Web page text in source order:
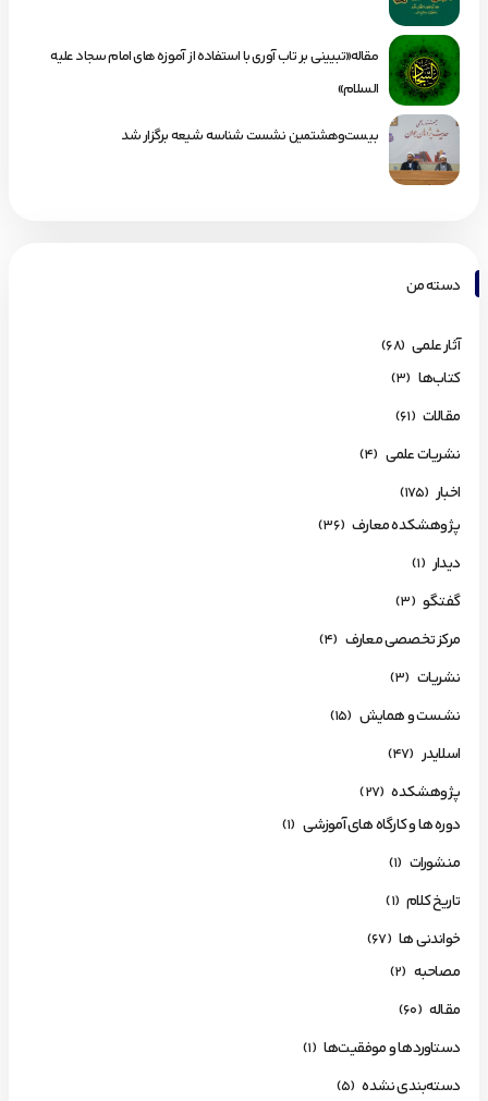
مقاله«تبیینی بر تاب آوری با استفاده از آموزه های امام سجاد علیه
السلام»
بیست‌وهشتمین نشست شناسه شیعه برگزار شد
دسته من
آثار علمی (68)
کتاب‌ها (3)
مقالات (61)
نشریات علمی (4)
اخبار (175)
پژوهشکده معارف (36)
دیدار (1)
گفتگو (3)
مرکز تخصصی معارف (4)
نشریات (3)
نشست و همایش (15)
اسلایدر (47)
پژوهشکده (27)
دوره ها و کارگاه های آموزشی (1)
منشورات (1)
تاریخ کلام (1)
خواندنی ها (67)
مصاحبه (2)
مقاله (60)
دستاوردها و موفقیت‌ها (1)
دسته‌بندی نشده (5)